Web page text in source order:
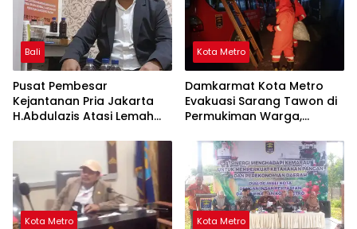
Bali
Pusat Pembesar
Kejantanan Pria Jakarta
H.Abdulazis Atasi Lemah
Kota Metro
Damkarmat Kota Metro
Evakuasi Sarang Tawon di
Permukiman Warga,
Segera Melapor
Kota Metro Kota Metro